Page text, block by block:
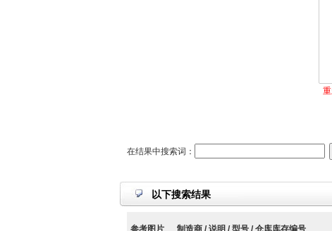
在结果中搜索词：
以下搜索结果
参考图片 制造商 / 说明 / 型号 / 仓库库存编号